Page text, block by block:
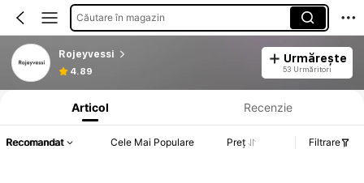
Căutare în magazin
Rojeyvessi
4.89
Urmărește
53 Urmăritori
Informații despre produs: Divulgarea prețului, detalii privind vânzările și stocul.
Articol Recenzie
Recomandat Cele Mai Populare Preț Filtrare